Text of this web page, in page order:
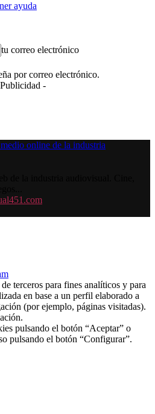
ayuda
tu correo electrónico
por correo electrónico.
-
terceros para fines analíticos y para
en base a un perfil elaborado a
(por ejemplo, páginas visitadas).
pulsando el botón “Aceptar” o
pulsando el botón “Configurar”.